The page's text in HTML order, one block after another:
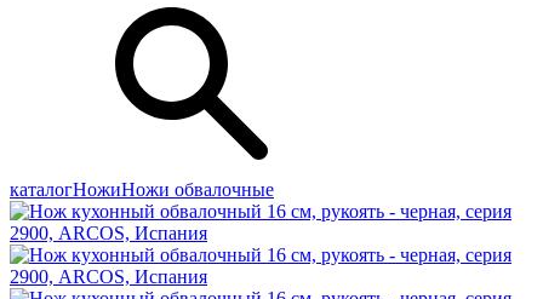
каталогНожиНожи обвалочные